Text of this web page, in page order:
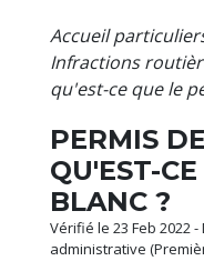
Accueil
Infractions
qu'est-ce que le
PERMIS
QU'EST-
BLANC ?
Vérifié le 23 Feb 2022
administrative